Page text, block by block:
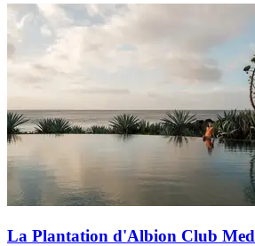
La Plantation d'Albion Club Med